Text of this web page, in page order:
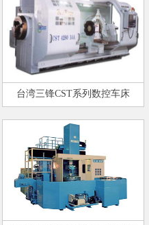
台湾三锋CST系列数控车床